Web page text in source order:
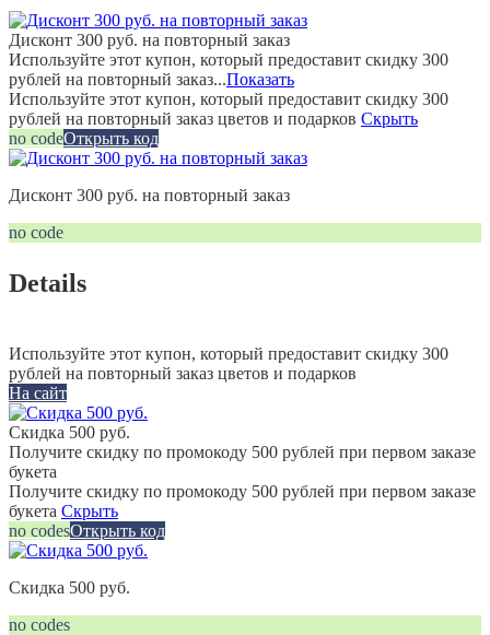
Дисконт 300 руб. на повторный заказ
Используйте этот купон, который предоставит скидку 300
рублей на повторный заказ...Показать
Используйте этот купон, который предоставит скидку 300
рублей на повторный заказ цветов и подарков Скрыть
no codeОткрыть код
Дисконт 300 руб. на повторный заказ
no code
Details
Используйте этот купон, который предоставит скидку 300
рублей на повторный заказ цветов и подарков
На сайт
Скидка 500 руб.
Получите скидку по промокоду 500 рублей при первом заказе
букета
Получите скидку по промокоду 500 рублей при первом заказе
букета Скрыть
no codesОткрыть код
Скидка 500 руб.
no codes